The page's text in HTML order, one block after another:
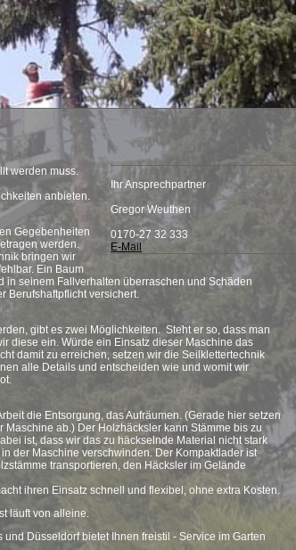
Ihr Ansprechpartner
Gregor Weuthen
0170-27 32 333
E-Mail
werden muss.
anbieten.
Gegebenheiten
werden.
bringen wir
Ein Baum
in seinem Fallverhalten überraschen und Schäden
Berufshaftpflicht versichert.
gibt es zwei Möglichkeiten. Steht er so, dass man
diese ein. Würde ein Einsatz dieser Maschine das
damit zu erreichen, setzen wir die Seilklettertechnik
alle Details und entscheiden wie und womit wir
die Entsorgung, das Aufräumen. (Gerade hier setzen
ab.) Der Holzhäcksler kann Stämme bis zu
ist, dass wir das zu häckselnde Material nicht stark
der Maschine verschwinden. Der Kompaktlader ist
transportieren, den Häcksler im Gelände
ihren Einsatz schnell und flexibel, ohne extra Kosten.
läuft von alleine.
Düsseldorf bietet Ihnen freistil - Service im Garten